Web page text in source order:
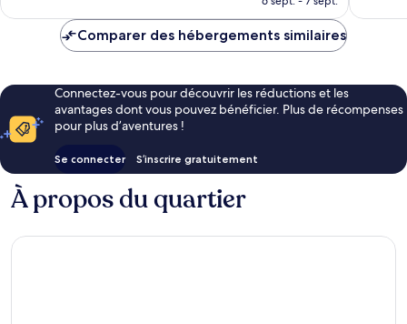
de
Comparer des hébergements similaires
Connectez-vous pour découvrir les réductions et les
avantages dont vous pouvez bénéficier. Plus de récompenses
pour plus d’aventures !
Se connecter S’inscrire gratuitement
À propos du quartier